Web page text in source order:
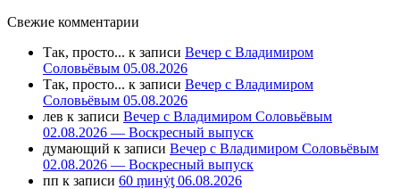
Свежие комментарии
Так, просто... к записи Вечер с Владимиром
Соловьёвым 05.08.2026
Так, просто... к записи Вечер с Владимиром
Соловьёвым 05.08.2026
лев к записи Вечер с Владимиром Соловьёвым
02.08.2026 — Воскресный выпуск
думающий к записи Вечер с Владимиром Соловьёвым
02.08.2026 — Воскресный выпуск
пп к записи 60 ṃинẏƫ 06.08.2026